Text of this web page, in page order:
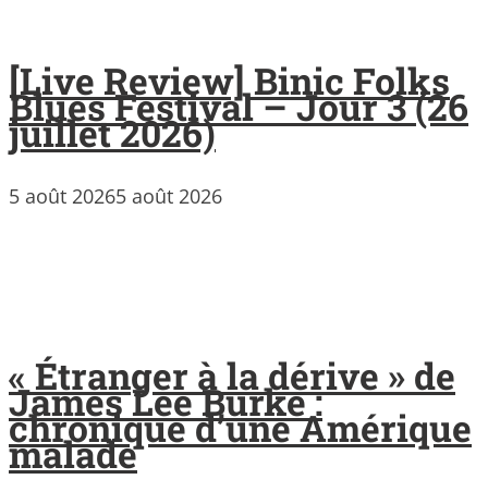
[Live Review] Binic Folks
Blues Festival – Jour 3 (26
juillet 2026)
5 août 20265 août 2026
« Étranger à la dérive » de
James Lee Burke :
chronique d’une Amérique
malade